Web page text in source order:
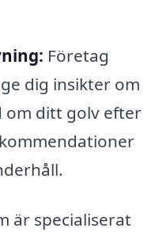
Företag
dig insikter om
om ditt golv efter
är specialiserat